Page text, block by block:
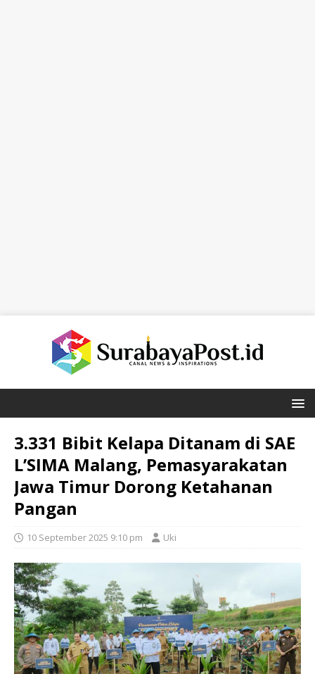
3.331 Bibit Kelapa Ditanam di SAE
L’SIMA Malang, Pemasyarakatan
Jawa Timur Dorong Ketahanan
Pangan
10 September 2025 9:10 pm Uki